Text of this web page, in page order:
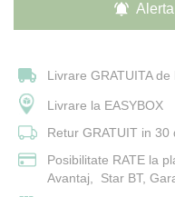
Livrare GRATUITA de
Livrare la EASYBOX
Retur GRATUIT in 30
Posibilitate RATE la
Avantaj, Star BT,